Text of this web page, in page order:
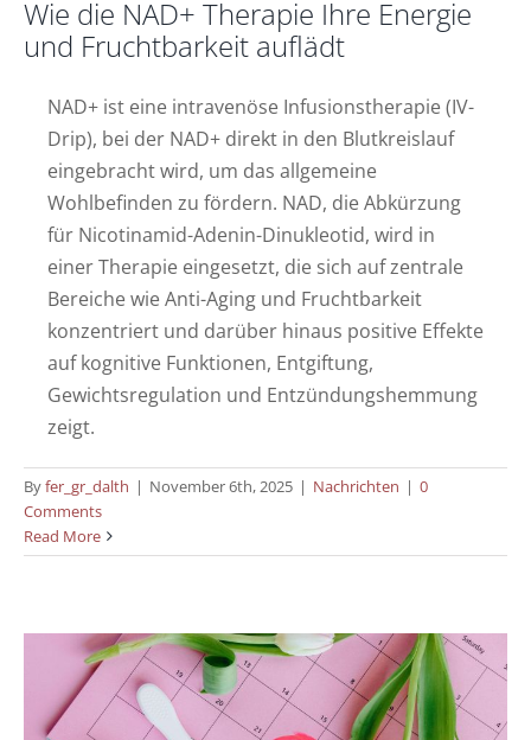
Wie die NAD+ Therapie Ihre Energie
und Fruchtbarkeit auflädt
NAD+ ist eine intravenöse Infusionstherapie (IV-
Drip), bei der NAD+ direkt in den Blutkreislauf
eingebracht wird, um das allgemeine
Wohlbefinden zu fördern. NAD, die Abkürzung
für Nicotinamid-Adenin-Dinukleotid, wird in
einer Therapie eingesetzt, die sich auf zentrale
Bereiche wie Anti-Aging und Fruchtbarkeit
konzentriert und darüber hinaus positive Effekte
auf kognitive Funktionen, Entgiftung,
Gewichtsregulation und Entzündungshemmung
zeigt.
Byfer_gr_dalth | November 6th, 2025 | Nachrichten | 0
Comments
Read MoreFruchtbarkeitsbehandlungen – Alles, was